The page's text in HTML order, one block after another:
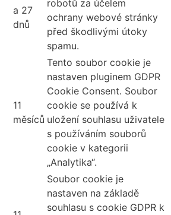
a 27
dnů
robotů za účelem
ochrany webové stránky
před škodlivými útoky
spamu.
11
měsíců
Tento soubor cookie je
nastaven pluginem GDPR
Cookie Consent. Soubor
cookie se používá k
uložení souhlasu uživatele
s používáním souborů
cookie v kategorii
„Analytika“.
Soubor cookie je
nastaven na základě
souhlasu s cookie GDPR k